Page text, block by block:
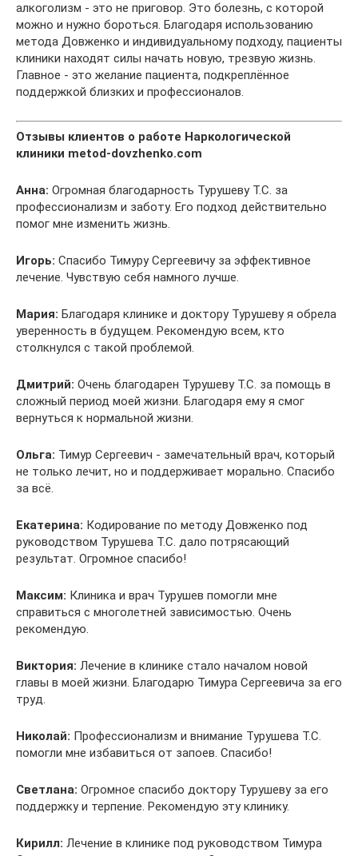
алкоголизм - это не приговор. Это болезнь, с которой
можно и нужно бороться. Благодаря использованию
метода Довженко и индивидуальному подходу, пациенты
клиники находят силы начать новую, трезвую жизнь.
Главное - это желание пациента, подкреплённое
поддержкой близких и профессионалов.
Отзывы клиентов о работе Наркологической
клиники metod-dovzhenko.com
Анна: Огромная благодарность Турушеву Т.С. за
профессионализм и заботу. Его подход действительно
помог мне изменить жизнь.
Игорь: Спасибо Тимуру Сергеевичу за эффективное
лечение. Чувствую себя намного лучше.
Мария: Благодаря клинике и доктору Турушеву я обрела
уверенность в будущем. Рекомендую всем, кто
столкнулся с такой проблемой.
Дмитрий: Очень благодарен Турушеву Т.С. за помощь в
сложный период моей жизни. Благодаря ему я смог
вернуться к нормальной жизни.
Ольга: Тимур Сергеевич - замечательный врач, который
не только лечит, но и поддерживает морально. Спасибо
за всё.
Екатерина: Кодирование по методу Довженко под
руководством Турушева Т.С. дало потрясающий
результат. Огромное спасибо!
Максим: Клиника и врач Турушев помогли мне
справиться с многолетней зависимостью. Очень
рекомендую.
Виктория: Лечение в клинике стало началом новой
главы в моей жизни. Благодарю Тимура Сергеевича за его
труд.
Николай: Профессионализм и внимание Турушева Т.С.
помогли мне избавиться от запоев. Спасибо!
Светлана: Огромное спасибо доктору Турушеву за его
поддержку и терпение. Рекомендую эту клинику.
Кирилл: Лечение в клинике под руководством Тимура